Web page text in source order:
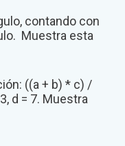
contando con
Muestra esta
((a + b) * c) /
d = 7. Muestra